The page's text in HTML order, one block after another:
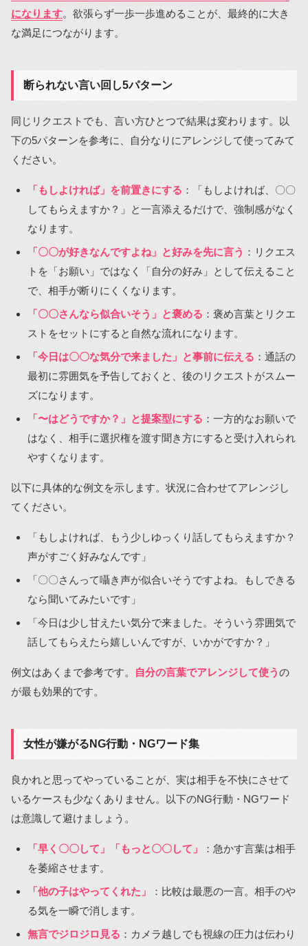
になります。欲張らず一歩一歩進めることが、最終的に大き
な満足につながります。
断られない言い回し5パターン
同じリクエストでも、言い方ひとつで結果は変わります。以
下の5パターンを参考に、自分なりにアレンジして使ってみて
ください。
「もしよければ」を前置きにする ：「もしよければ、〇〇
してもらえますか？」と一言添えるだけで、強制感がなく
なります。
「〇〇が好きなんですよね」と好みを先に言う ：リクエス
トを「お願い」ではなく「自分の好み」として伝えること
で、相手が断りにくくなります。
「〇〇さんなら似合いそう」と褒める ：褒め言葉とリクエ
ストをセットにすると自然な流れになります。
「今日は〇〇な気分で来ました」と事前に伝える ：通話の
最初に雰囲気を予告しておくと、後のリクエストがスムー
ズになります。
「〜はどうですか？」と提案型にする ：一方的なお願いで
はなく、相手に選択権を渡す聞き方にすると受け入れられ
やすくなります。
以下に具体的な例文を示します。状況に合わせてアレンジし
てください。
「もしよければ、もう少しゆっくり話してもらえますか？
声がすごく好みなんです」
「〇〇さんって囁き声が似合いそうですよね。もしできる
なら聞いてみたいです」
「今日は少し甘えたい気分で来ました。そういう雰囲気で
話してもらえたら嬉しいんですが、いかがですか？」
例文はあくまで参考です。 自分の言葉でアレンジして使うの
が最も効果的です。
女性が嫌がるNG行動・NGワード集
良かれと思ってやっていることが、実は相手を不快にさせて
いるケースも少なくありません。以下のNG行動・NGワード
は意識して避けましょう。
「早く〇〇して」「もっと〇〇して」
：急かす言葉は相手
を萎縮させます。
「他の子はやってくれた」
：比較は最悪の一言。相手のや
る気を一瞬で消します。
無言でジロジロ見る ：カメラ越しでも視線の圧力は伝わり